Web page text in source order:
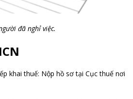
đã nghỉ việc.
khai thuế: Nộp hồ sơ tại Cục thuế nơi